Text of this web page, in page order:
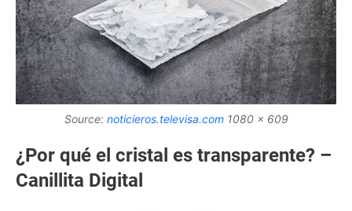
Source: noticieros.televisa.com1080 x 609
¿Por qué el cristal es transparente? –
Canillita Digital